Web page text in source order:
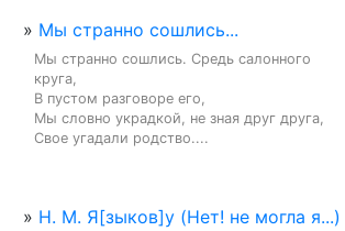
» Мы странно сошлись...
Мы странно сошлись. Средь салонного
круга,
В пустом разговоре его,
Мы словно украдкой, не зная друг друга,
Свое угадали родство....
» Н. М. Я[зыков]у (Нет! не могла я...)